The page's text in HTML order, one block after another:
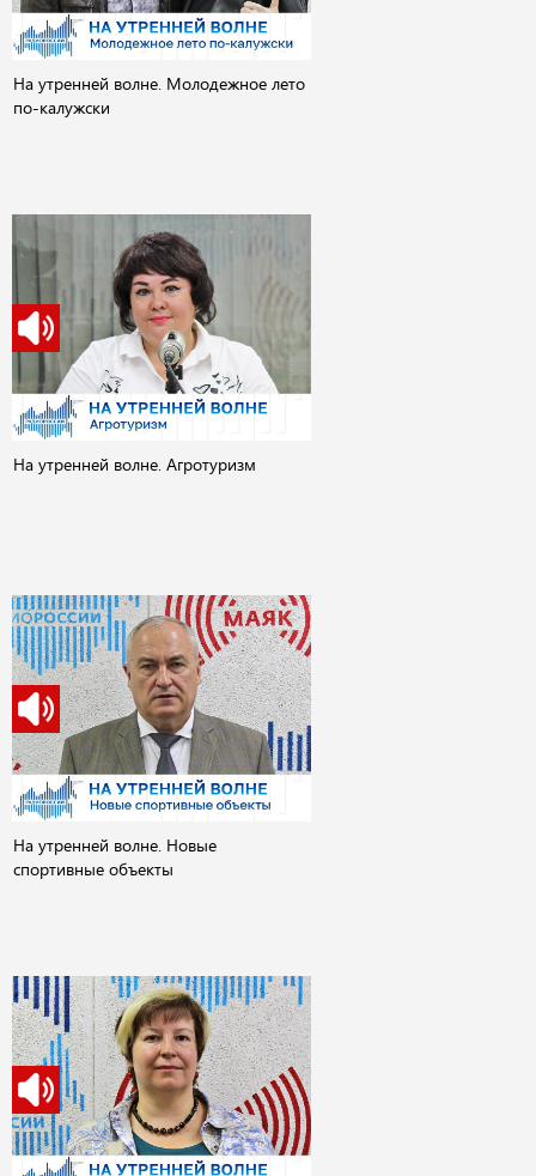
На утренней волне. Молодежное лето
по-калужски
На утренней волне. Агротуризм
На утренней волне. Новые
спортивные объекты